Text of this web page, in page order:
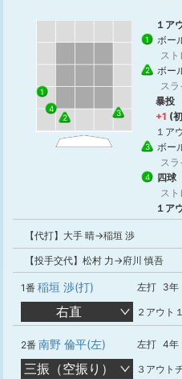
1
2
3
4
１ア
1 ボー
スト
2 ボー
スラ
暴投
+1 (
１ア
3 ボー
スラ
4 四球
スト
１ア
【代打】大手 晴→稲垣 渉
【投手交代】松村 力→府川 慎吾
1番 稲垣 渉(打) 左打 3年
右直 ２アウト
2番 南野 倫平(左) 左打 4年
三振（空振り） ３アウト